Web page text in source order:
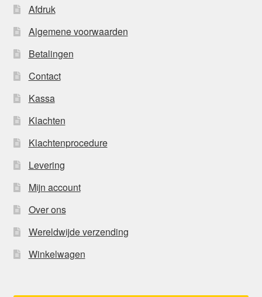
Afdruk
Algemene voorwaarden
Betalingen
Contact
Kassa
Klachten
Klachtenprocedure
Levering
Mijn account
Over ons
Wereldwijde verzending
Winkelwagen